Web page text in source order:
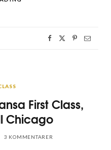
First Class,
Chicago
3 KOMMENTARER